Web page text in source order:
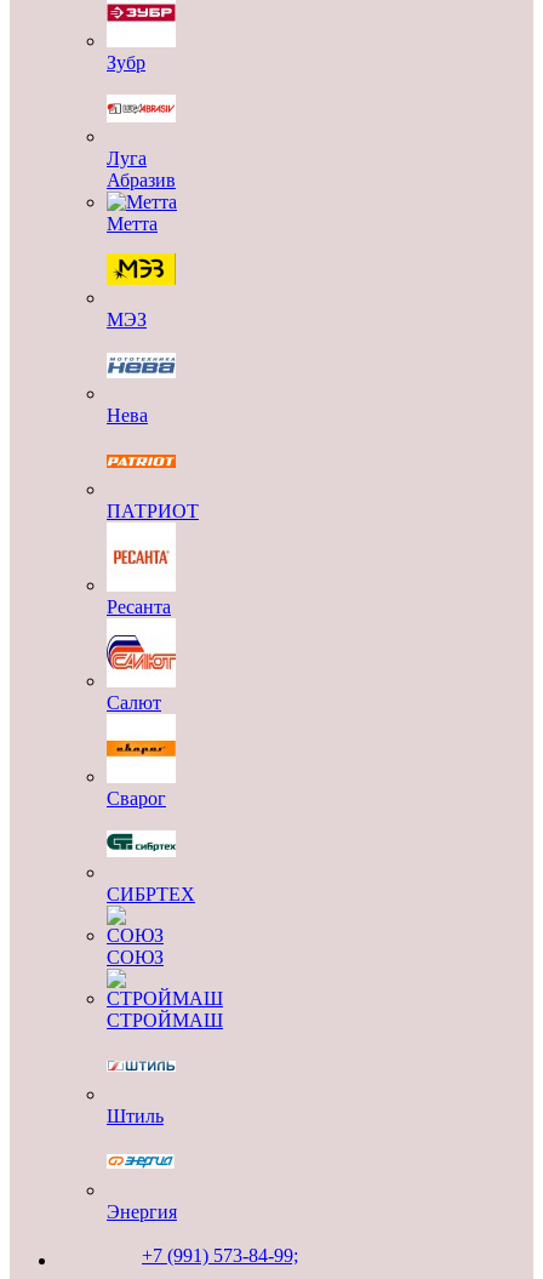
Зубр
Луга
Абразив
Метта
МЭЗ
Нева
ПАТРИОТ
Ресанта
Салют
Сварог
СИБРТЕХ
СОЮЗ
СТРОЙМАШ
Штиль
Энергия
+7 (991) 573-84-99;